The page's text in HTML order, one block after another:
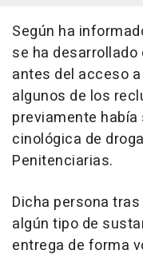
Según ha
se ha
antes del acceso
algunos de los
previamente
cinológica de
Penitenciarias.
Dicha persona
algún tipo de
entrega de forma